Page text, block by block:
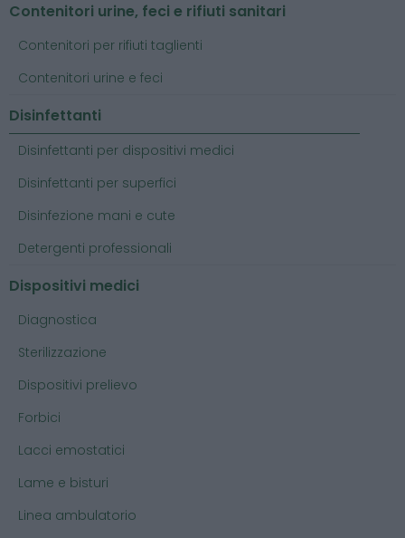
Contenitori urine, feci e rifiuti sanitari
Contenitori per rifiuti taglienti
Contenitori urine e feci
Disinfettanti
Disinfettanti per dispositivi medici
Disinfettanti per superfici
Disinfezione mani e cute
Detergenti professionali
Dispositivi medici
Diagnostica
Sterilizzazione
Dispositivi prelievo
Forbici
Lacci emostatici
Lame e bisturi
Linea ambulatorio